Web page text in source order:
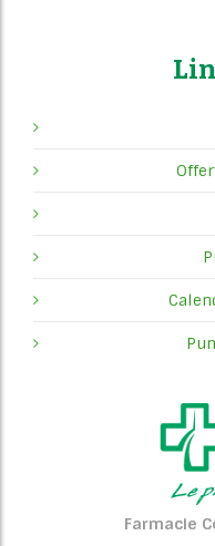
Farmacie